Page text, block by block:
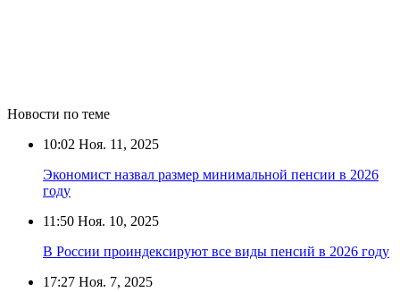
Новости по теме
10:02 Ноя. 11, 2025
Экономист назвал размер минимальной пенсии в 2026
году
11:50 Ноя. 10, 2025
В России проиндексируют все виды пенсий в 2026 году
17:27 Ноя. 7, 2025